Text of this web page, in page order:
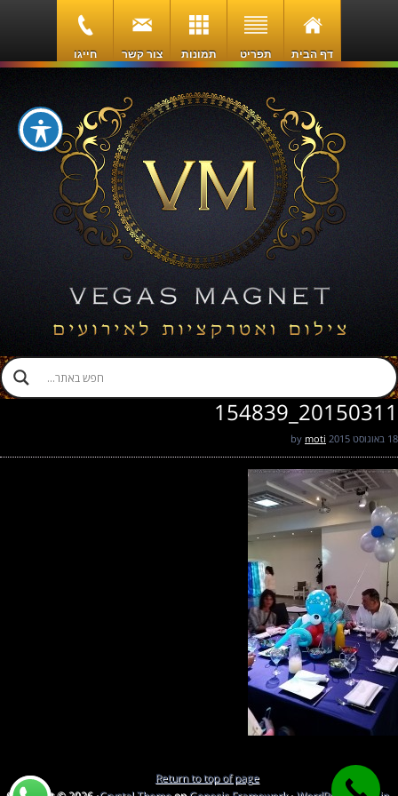
דף הבית תפריט תמונות צור קשר חייגו
20150311_154839
18 באוגוסט 2015 moti
Return to top of page